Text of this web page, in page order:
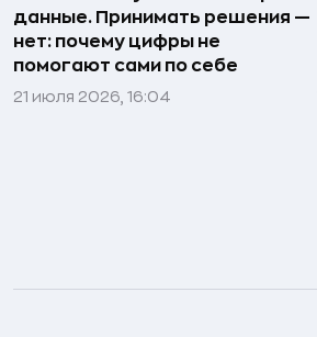
данные. Принимать решения —
нет: почему цифры не
помогают сами по себе
21 июля 2026, 16:04